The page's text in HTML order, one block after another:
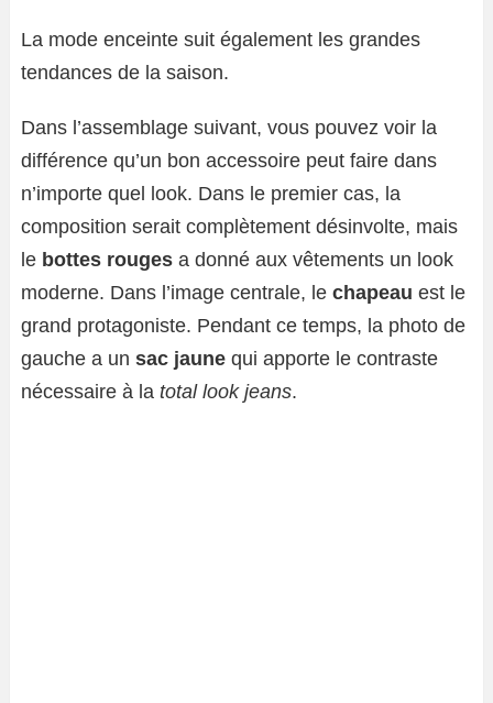
La mode enceinte suit également les grandes
tendances de la saison.
Dans l’assemblage suivant, vous pouvez voir la
différence qu’un bon accessoire peut faire dans
n’importe quel look. Dans le premier cas, la
composition serait complètement désinvolte, mais
le bottes rouges a donné aux vêtements un look
moderne. Dans l’image centrale, le chapeau est le
grand protagoniste. Pendant ce temps, la photo de
gauche a un sac jaune qui apporte le contraste
nécessaire à la total look jeans.